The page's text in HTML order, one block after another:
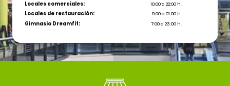
Locales comerciales:
10:00 a 22:00 h.
Locales de restauración:
9:00 a 01:00 h.
Gimnasio Dreamfit:
7:00 a 23:00 h.